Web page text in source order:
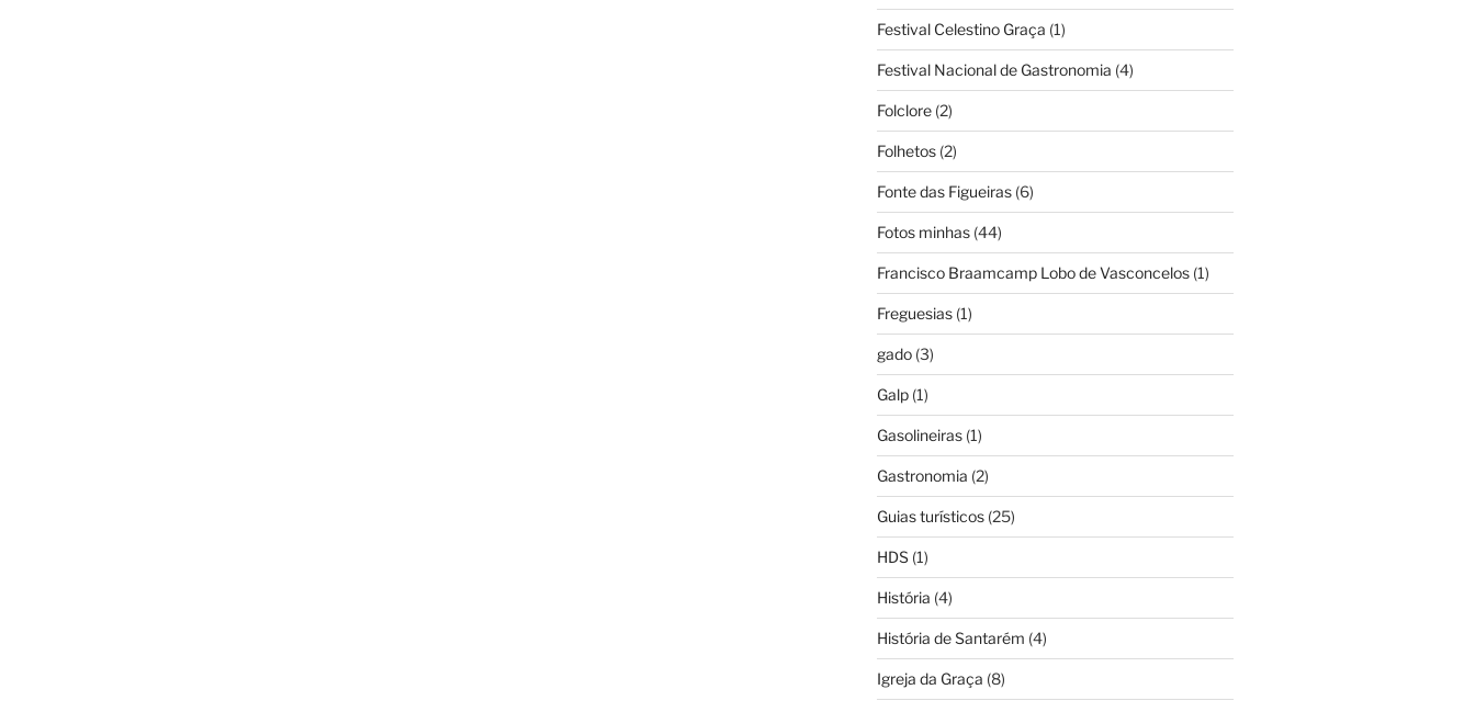
Festival Celestino Graça (1)
Festival Nacional de Gastronomia (4)
Folclore(2)
Folhetos(2)
Fonte das Figueiras(6)
Fotos minhas(44)
Francisco Braamcamp Lobo de Vasconcelos(1)
Freguesias(1)
gado(3)
Galp(1)
Gasolineiras(1)
Gastronomia (2)
Guias turísticos(25)
HDS(1)
História (4)
História de Santarém (4)
Igreja da Graça (8)